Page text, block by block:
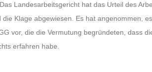
Landesarbeitsgericht hat das Urteil des
Klage abgewiesen. Es hat angenommen,
vor, die die Vermutung begründeten, dass
erfahren habe.